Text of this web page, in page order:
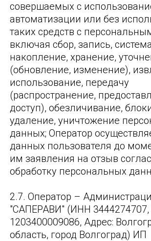
совершаемых с
автоматизации или без
таких средств с
включая сбор, запись,
накопление, хранение,
(обновление, изменение),
использование, передачу
(распространение,
доступ), обезличивание,
удаление, уничтожение
данных; Оператор
данных пользователя до
им заявления на отзыв
обработку персональных
2.7. Оператор –
"САПЕРАВИ" (ИНН
1203400009086, Адрес:
область, город Волгоград) ИП